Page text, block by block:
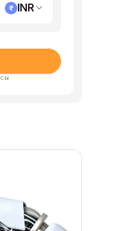
INR